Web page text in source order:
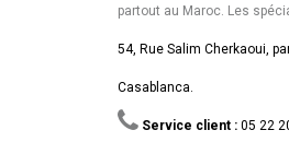
partout au Maroc. Les
54, Rue Salim Cherkaoui,
Casablanca.
Service client : 05 22